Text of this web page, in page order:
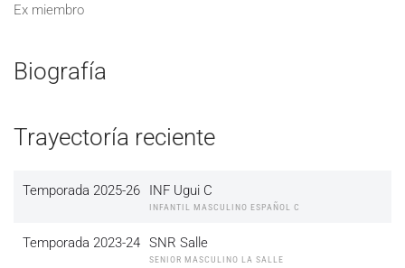
Ex miembro
Biografía
Trayectoría reciente
Temporada 2025-26 INF Ugui C
INFANTIL MASCULINO ESPAÑOL C
Temporada 2023-24 SNR Salle
SENIOR MASCULINO LA SALLE